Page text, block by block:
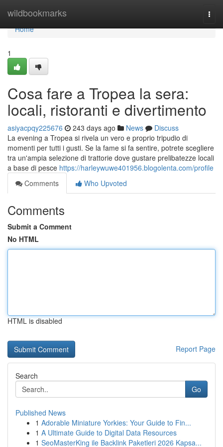
wildbookmarks
Home
Home
1
Cosa fare a Tropea la sera:
locali, ristoranti e divertimento
asiyacpqy225676 243 days ago News
Discuss
La evening a Tropea si rivela un vero e proprio tripudio di
momenti per tutti i gusti. Se la fame si fa sentire, potrete scegliere
tra un'ampia selezione di trattorie dove gustare prelibatezze locali
a base di pesce https://harleywuwe401956.blogolenta.com/profile
Comments
Who Upvoted
Comments
Submit a Comment
No HTML
HTML is disabled
Report Page
Search
Go
Published News
1 Adorable Miniature Yorkies: Your Guide to Fin...
1 A Ultimate Guide to Digital Data Resources
1 SeoMasterKing ile Backlink Paketleri 2026 Kapsa...